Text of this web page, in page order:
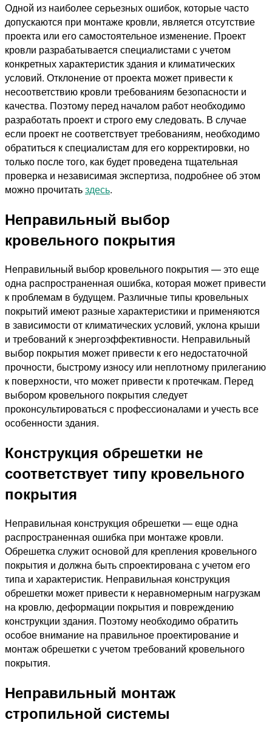
Одной из наиболее серьезных ошибок, которые часто
допускаются при монтаже кровли, является отсутствие
проекта или его самостоятельное изменение. Проект
кровли разрабатывается специалистами с учетом
конкретных характеристик здания и климатических
условий. Отклонение от проекта может привести к
несоответствию кровли требованиям безопасности и
качества. Поэтому перед началом работ необходимо
разработать проект и строго ему следовать. В случае
если проект не соответствует требованиям, необходимо
обратиться к специалистам для его корректировки, но
только после того, как будет проведена тщательная
проверка и независимая экспертиза, подробнее об этом
можно прочитатьздесь.
Неправильный выбор
кровельного покрытия
Неправильный выбор кровельного покрытия — это еще
одна распространенная ошибка, которая может привести
к проблемам в будущем. Различные типы кровельных
покрытий имеют разные характеристики и применяются
в зависимости от климатических условий, уклона крыши
и требований к энергоэффективности. Неправильный
выбор покрытия может привести к его недостаточной
прочности, быстрому износу или неплотному прилеганию
к поверхности, что может привести к протечкам. Перед
выбором кровельного покрытия следует
проконсультироваться с профессионалами и учесть все
особенности здания.
Конструкция обрешетки не
соответствует типу кровельного
покрытия
Неправильная конструкция обрешетки — еще одна
распространенная ошибка при монтаже кровли.
Обрешетка служит основой для крепления кровельного
покрытия и должна быть спроектирована с учетом его
типа и характеристик. Неправильная конструкция
обрешетки может привести к неравномерным нагрузкам
на кровлю, деформации покрытия и повреждению
конструкции здания. Поэтому необходимо обратить
особое внимание на правильное проектирование и
монтаж обрешетки с учетом требований кровельного
покрытия.
Неправильный монтаж
стропильной системы